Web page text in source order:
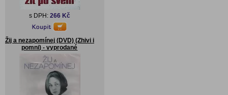
s DPH: 266 Kč
Žij a nezapomínej (DVD) (Zhivi i
pomni) - vyprodané